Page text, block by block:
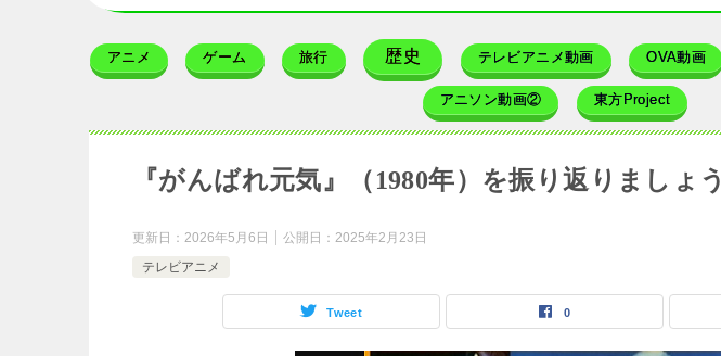
アニメ ゲーム 旅行 歴史 テレビアニメ動画 OVA動画
アニソン動画② 東方Project
『がんばれ元気』（1980年）を振り返りましょう
更新日： 2026年5月6日 公開日： 2025年2月23日
テレビアニメ
Tweet 0